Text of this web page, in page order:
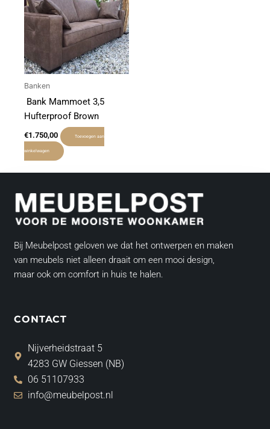
Banken
Bank Mammoet 3,5
Hufterproof Brown
€1.750,00 Toevoegen aan
winkelwagen
Bij Meubelpost geloven we dat het ontwerpen en maken
van meubels niet alleen draait om een mooi design,
maar ook om comfort in huis te halen.
CONTACT
Nijverheidstraat 5
4283 GW Giessen (NB)
06 51107933
info@meubelpost.nl